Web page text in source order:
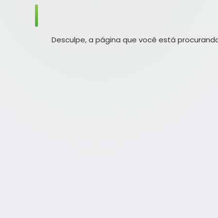
Desculpe, a página que você está